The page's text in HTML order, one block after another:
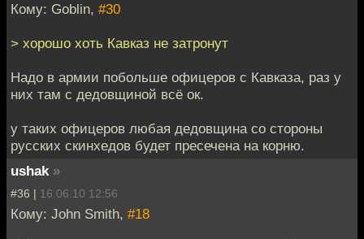
Кому: Goblin, #30
> хорошо хоть Кавказ не затронут
Надо в армии побольше офицеров с Кавказа, раз у
них там с дедовщиной всё ок.
у таких офицеров любая дедовщина со стороны
русских скинхедов будет пресечена на корню.
ushak »
#36 | 16.06.10 12:56
Кому: John Smith, #18